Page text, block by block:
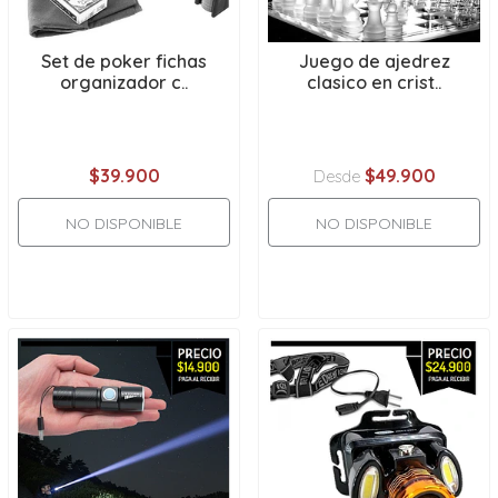
Set de poker fichas
organizador c..
$39.900
NO DISPONIBLE
Juego de ajedrez
clasico en crist..
Desde $49.900
NO DISPONIBLE